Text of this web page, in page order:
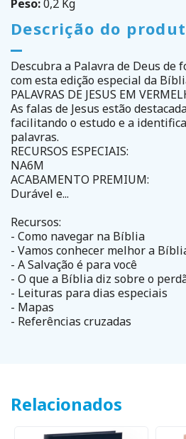
Peso:0,2 Kg
Descrição do
Descubra a Palavra de Deus de
com esta edição especial da
PALAVRAS DE JESUS EM
As falas de Jesus estão
facilitando o estudo e a
palavras.
RECURSOS ESPECIAIS:
NA6M
ACABAMENTO PREMIUM:
Durável e...
Recursos:
- Como navegar na Bíblia
- Vamos conhecer melhor a
- A Salvação é para você
- O que a Bíblia diz sobre o
- Leituras para dias especiais
- Mapas
- Referências cruzadas
Relacionados